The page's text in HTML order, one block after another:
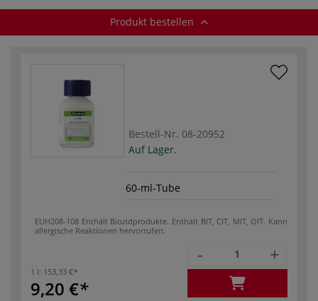
Produkt bestellen
Bestell-Nr. 08-20952
Auf Lager.
60-ml-Tube
EUH208-108 Enthält Biozidprodukte. Enthält BIT, CIT, MIT, OIT. Kann
allergische Reaktionen hervorrufen.
1 l: 153,33 €
9,20 €
- +